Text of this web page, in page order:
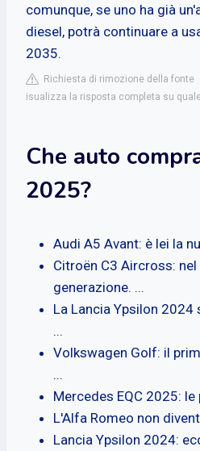
comunque, se uno ha già
diesel, potrà continuare a
2035.
Richiesta di rimozione della fonte
isualizza la risposta completa su
Che auto
2025?
Audi A5 Avant: è lei la
Citroën C3 Aircross:
generazione. ...
La Lancia Ypsilon 2024
...
Volkswagen Golf: il
...
Mercedes EQC 2025:
L'Alfa Romeo non
Lancia Ypsilon 2024: